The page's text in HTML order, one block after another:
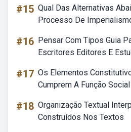
#15 Qual Das Alternativas
Processo De
#16 Pensar Com Tipos Guia
Escritores Editores E
#17 Os Elementos
Cumprem A Função Social
#18 Organização Textual
Construídos Nos Textos